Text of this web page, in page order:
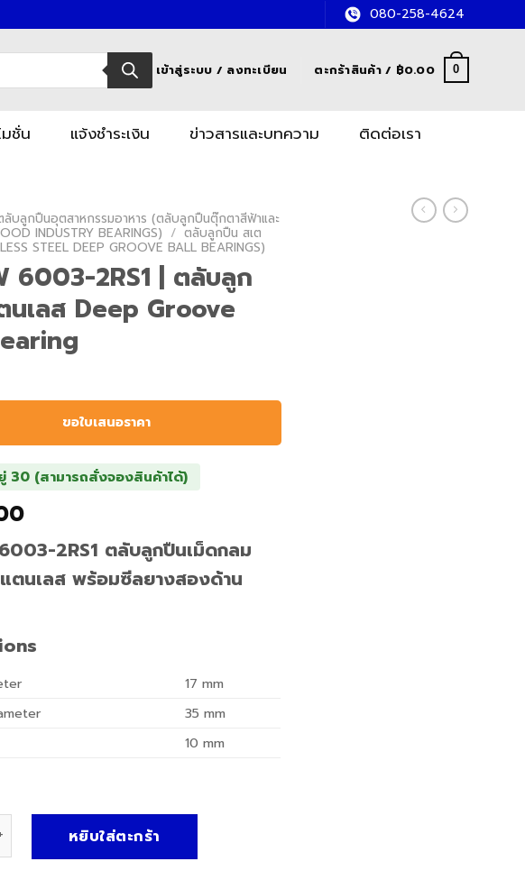
080-258-4624
เข้าสู่ระบบ / ลงทะเบียน ตะกร้าสินค้า / ฿0.00 0
มชั่น แจ้งชำระเงิน ข่าวสารและบทความ ติดต่อเรา
ลับลูกปืนอุตสาหกรรมอาหาร (ตลับลูกปืนตุ๊กตาสีฟ้าและ
INDUSTRY BEARINGS) / ตลับลูกปืน สเต
STEEL DEEP GROOVE BALL BEARINGS)
6003-2RS1 | ตลับลูก
เลส Deep Groove
ขอใบเสนอราคา
30 (สามารถสั่งจองสินค้าได้)
2RS1 ตลับลูกปืนเม็ดกลม
ตนเลส พร้อมซีลยางสองด้าน
17 mm
35 mm
10 mm
หยิบใส่ตะกร้า